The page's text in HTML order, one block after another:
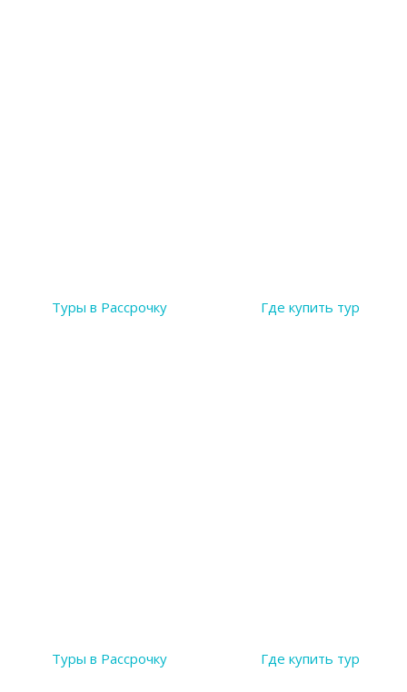
Туры в Рассрочку Где купить тур
Туры в Рассрочку Где купить тур